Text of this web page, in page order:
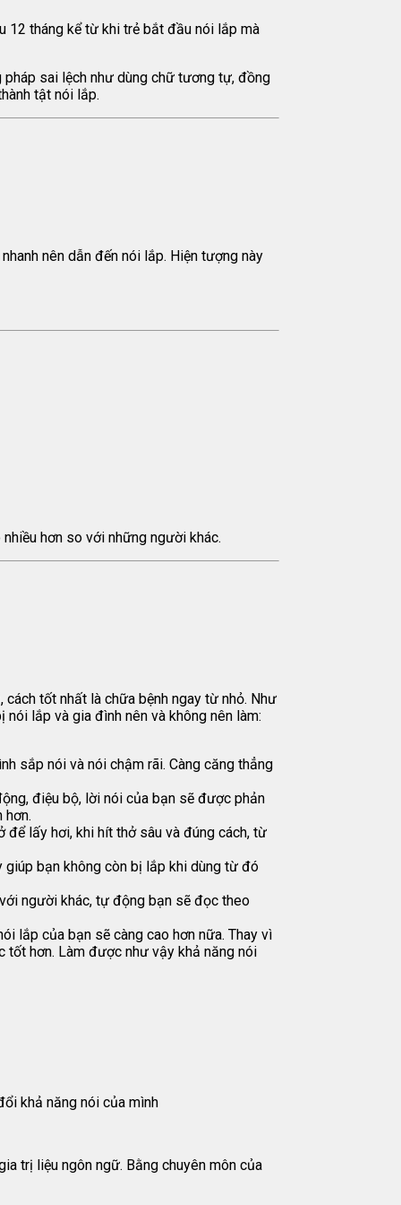
12 tháng kể từ khi trẻ bắt đầu nói lắp mà
sai lệch như dùng chữ tương tự, đồng
tật nói lắp.
nên dẫn đến nói lắp. Hiện tượng này
hơn so với những người khác.
tốt nhất là chữa bệnh ngay từ nhỏ. Như
lắp và gia đình nên và không nên làm:
sắp nói và nói chậm rãi. Càng căng thẳng
điệu bộ, lời nói của bạn sẽ được phản
hơn.
để lấy hơi, khi hít thở sâu và đúng cách, từ
giúp bạn không còn bị lắp khi dùng từ đó
người khác, tự động bạn sẽ đọc theo
lắp của bạn sẽ càng cao hơn nữa. Thay vì
tốt hơn. Làm được như vậy khả năng nói
khả năng nói của mình
trị liệu ngôn ngữ. Bằng chuyên môn của